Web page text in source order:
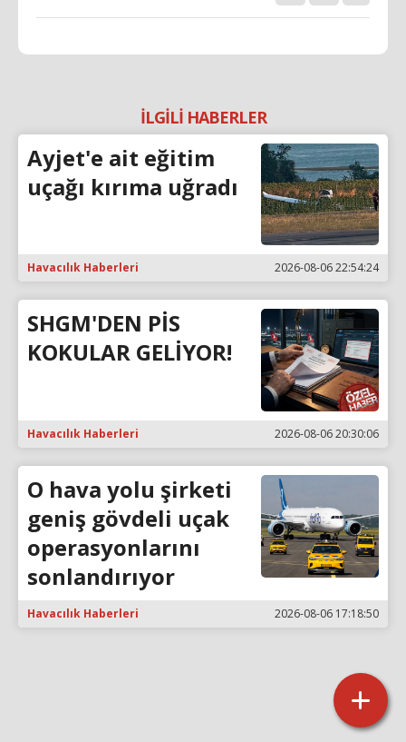
İLGİLİ HABERLER
Ayjet'e ait eğitim
uçağı kırıma uğradı
Havacılık Haberleri 2026-08-06 22:54:24
SHGM'DEN PİS
KOKULAR GELİYOR!
Havacılık Haberleri 2026-08-06 20:30:06
O hava yolu şirketi
geniş gövdeli uçak
operasyonlarını
sonlandırıyor
Havacılık Haberleri 2026-08-06 17:18:50